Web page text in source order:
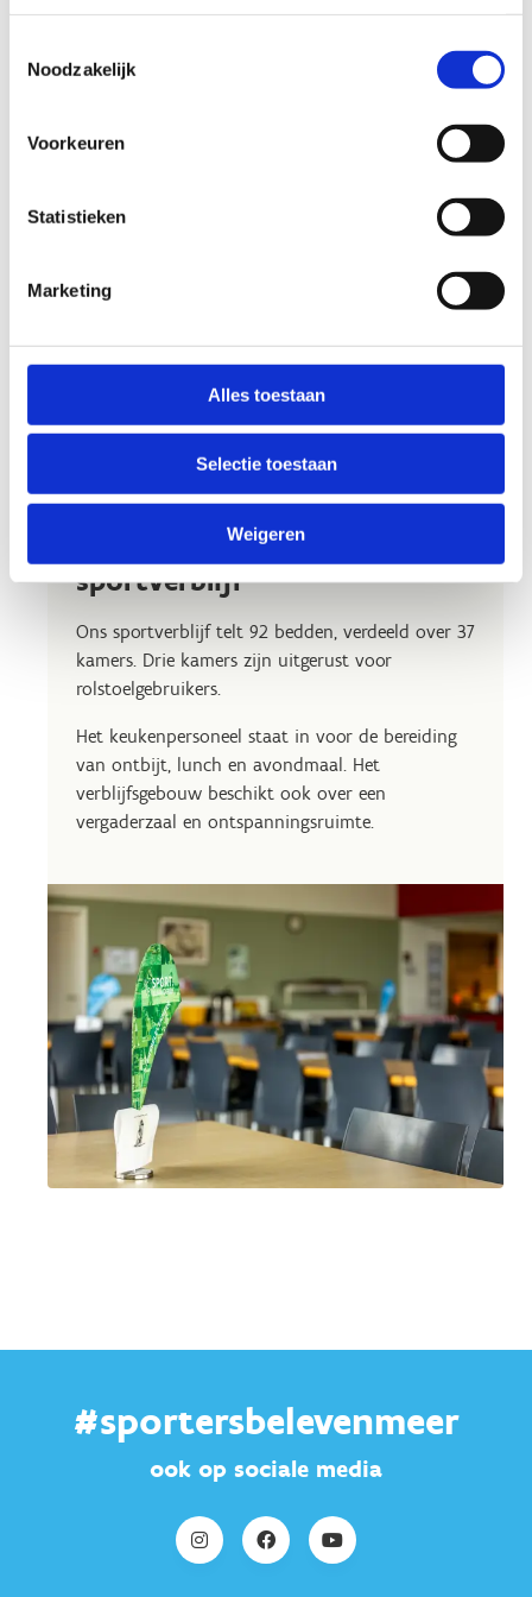
Noodzakelijk
Voorkeuren
Statistieken
Marketing
Alles toestaan
Selectie toestaan
Weigeren
sportaccommodatie van topniveau.
Wees er snel bij want het
aantal beschikbare
Vanaf €86,60 per persoon
Boek je verblijf
+32 56 60 14 44
Stuur een bericht
Overnacht in ons
sportverblijf
Ons sportverblijf telt 92 bedden, verdeeld over 37
kamers. Drie kamers zijn uitgerust voor
rolstoelgebruikers.
Het keukenpersoneel staat in voor de bereiding
van ontbijt, lunch en avondmaal. Het
verblijfsgebouw beschikt ook over een
vergaderzaal en ontspanningsruimte.
#sportersbelevenmeer
ook op sociale media